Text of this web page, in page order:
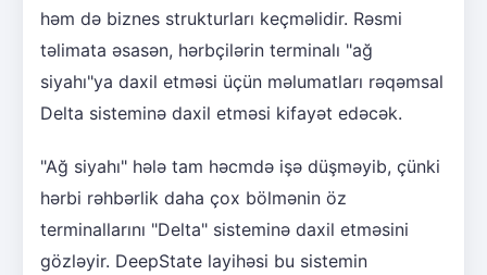
həm də biznes strukturları keçməlidir. Rəsmi
təlimata əsasən, hərbçilərin terminalı "ağ
siyahı"ya daxil etməsi üçün məlumatları rəqəmsal
Delta sisteminə daxil etməsi kifayət edəcək.
"Ağ siyahı" hələ tam həcmdə işə düşməyib, çünki
hərbi rəhbərlik daha çox bölmənin öz
terminallarını "Delta" sisteminə daxil etməsini
gözləyir. DeepState layihəsi bu sistemin